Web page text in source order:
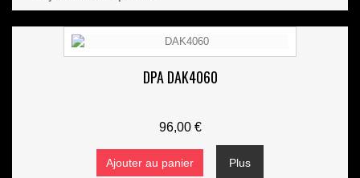
DPA DAK4060
96,00 €
Ajouter au panier Plus